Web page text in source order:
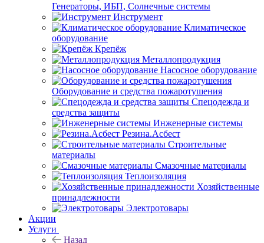
Генераторы, ИБП, Солнечные системы
Инструмент
Климатическое
оборудование
Крепёж
Металлопродукция
Насосное оборудование
Оборудование и средства пожаротушения
Спецодежда и
средства защиты
Инженерные системы
Резина.Асбест
Строительные
материалы
Смазочные материалы
Теплоизоляция
Хозяйственные
принадлежности
Электротовары
Акции
Услуги
Назад